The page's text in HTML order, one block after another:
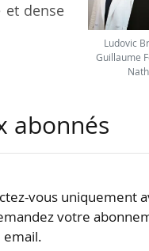
dense
Ludovic
Guillaume
abonnés
vous uniquement
votre
email.